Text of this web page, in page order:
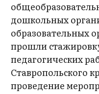
дошкольных
образовательных
прошли
педагогических
Ставропольского
проведение